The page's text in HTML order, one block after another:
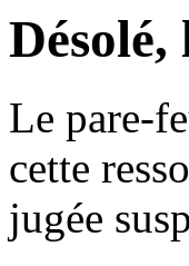
Désolé,
Le pare-
cette
jugée